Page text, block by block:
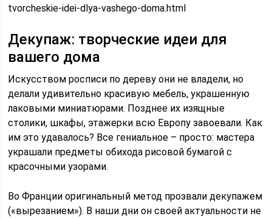
tvorcheskie-idei-dlya-vashego-doma.html
Декупаж: творческие идеи для
вашего дома
Искусством росписи по дереву они не владели, но
делали удивительно красивую мебель, украшенную
лаковыми миниатюрами. Позднее их изящные
столики, шкафы, этажерки всю Европу завоевали. Как
им это удавалось? Все гениальное – просто: мастера
украшали предметы обихода рисовой бумагой с
красочными узорами.
Во Франции оригинальный метод прозвали декупажем
(«вырезанием»). В наши дни он своей актуальности не